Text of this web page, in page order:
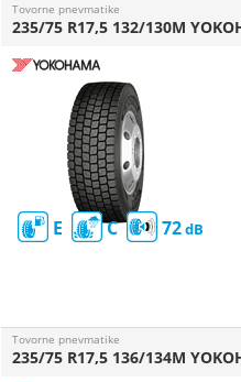
Tovorne pnevmatike
E C 72
235/75 R17,5 132/130M
Tovorne pnevmatike
235/75 R17,5 136/134M